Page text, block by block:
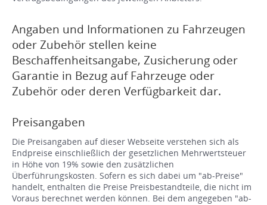
Angaben und Informationen zu Fahrzeugen
oder Zubehör stellen keine
Beschaffenheitsangabe, Zusicherung oder
Garantie in Bezug auf Fahrzeuge oder
Zubehör oder deren Verfügbarkeit dar.
Preisangaben
Die Preisangaben auf dieser Webseite verstehen sich als
Endpreise einschließlich der gesetzlichen Mehrwertsteuer
in Höhe von 19% sowie den zusätzlichen
Überführungskosten. Sofern es sich dabei um "ab-Preise"
handelt, enthalten die Preise Preisbestandteile, die nicht im
Voraus berechnet werden können. Bei dem angegeben "ab-